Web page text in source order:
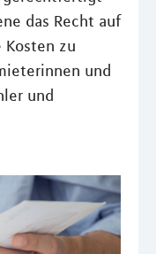
das Recht auf
Kosten zu
und
und